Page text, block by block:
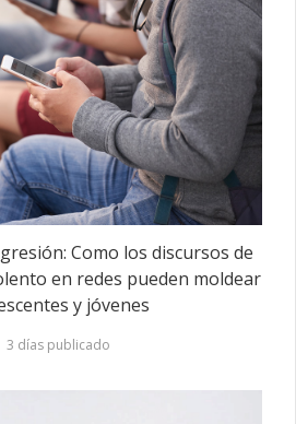
Como los discursos de
en redes pueden moldear
y jóvenes
3 días publicado